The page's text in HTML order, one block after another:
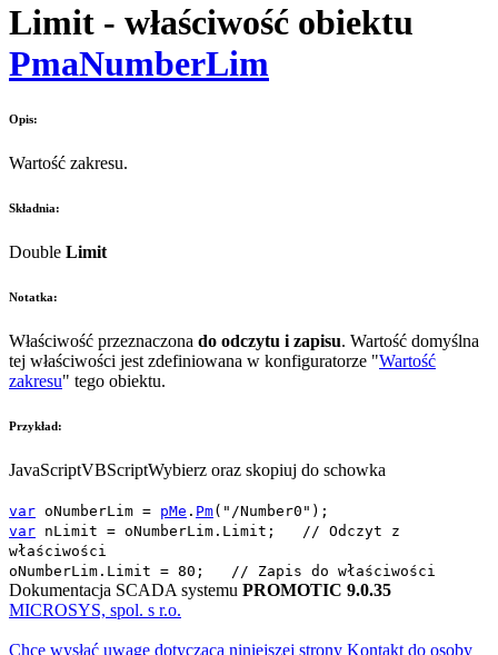
Limit - właściwość obiektu
PmaNumberLim
Opis:
Wartość zakresu.
Składnia:
Double Limit
Notatka:
Właściwość przeznaczona do odczytu i zapisu. Wartość domyślna
tej właściwości jest zdefiniowana w konfiguratorze "Wartość
zakresu" tego obiektu.
Przykład:
JavaScriptVBScriptWybierz oraz skopiuj do schowka
var oNumberLim = pMe . Pm( "/Number0" );
var nLimit = oNumberLim . Limit ;
// Odczyt z
właściwości
oNumberLim . Limit = 80 ; // Zapis do właściwości
Dokumentacja SCADA systemu PROMOTIC 9.0.35
MICROSYS, spol. s r.o.
Chcę wysłać uwagę dotyczącą niniejszej strony Kontakt do osoby